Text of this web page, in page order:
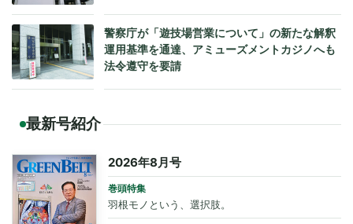
警察庁が「遊技場営業について」の新たな解釈
運用基準を通達、アミューズメントカジノへも
法令遵守を要請
最新号紹介
2026年8月号
巻頭特集
羽根モノという、選択肢。